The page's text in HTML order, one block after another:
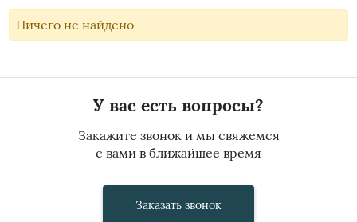
Ничего не найдено
У вас есть вопросы?
Закажите звонок и мы свяжемся
с вами в ближайшее время
Заказать звонок